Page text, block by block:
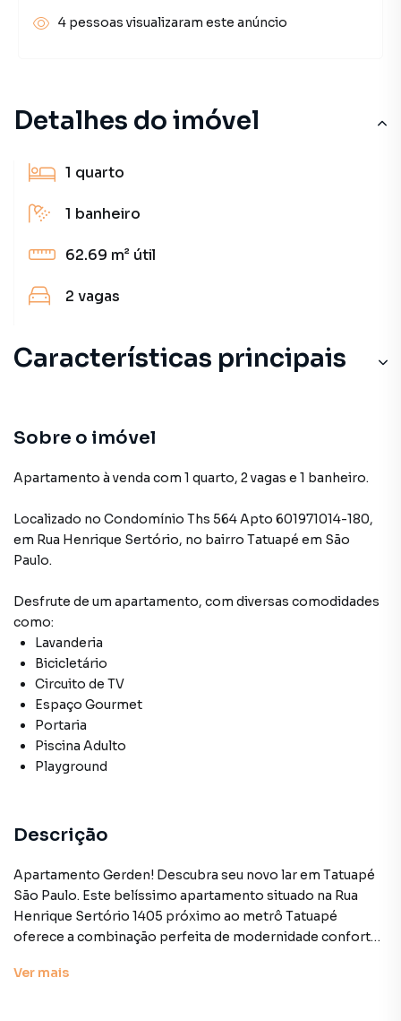
Detalhes do imóvel
1 quarto
1 banheiro
62.69 m² útil
2 vagas
Características principais
Sobre o imóvel
Apartamento à venda com 1 quarto, 2 vagas e 1 banheiro.
Localizado no Condomínio Ths 564 Apto 601971014-180,
em Rua Henrique Sertório, no bairro Tatuapé em São
Paulo.
Desfrute de um apartamento, com diversas comodidades
como:
Lavanderia
Bicicletário
Circuito de TV
Espaço Gourmet
Portaria
Piscina Adulto
Playground
Descrição
Apartamento Gerden! Descubra seu novo lar em Tatuapé
São Paulo. Este belíssimo apartamento situado na Rua
Henrique Sertório 1405 próximo ao metrô Tatuapé
oferece a combinação perfeita de modernidade conforto
este apartamento em ótimas condições é ideal para quem
Ver mais
4 pessoas visualizaram este anúncio